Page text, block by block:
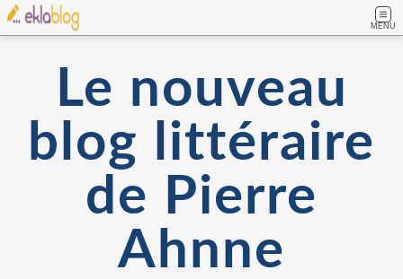
MENU
Le nouveau
blog littéraire
de Pierre
Ahnne